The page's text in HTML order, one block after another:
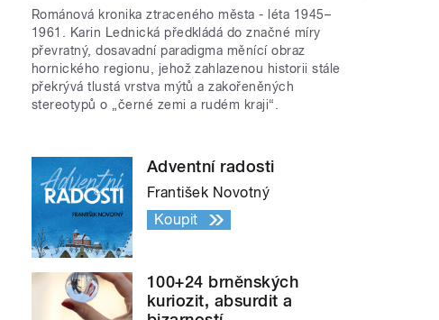
Románová kronika ztraceného města - léta 1945–
1961. Karin Lednická předkládá do značné míry
převratný, dosavadní paradigma měnící obraz
hornického regionu, jehož zahlazenou historii stále
překrývá tlustá vrstva mýtů a zakořeněných
stereotypů o „černé zemi a rudém kraji“.
Adventní radosti
František Novotný
Koupit
100+24 brněnských
kuriozit, absurdit a